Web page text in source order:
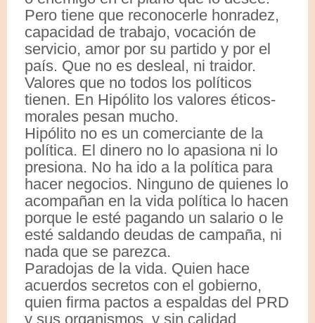
Pero tiene que reconocerle honradez,
capacidad de trabajo, vocación de
servicio, amor por su partido y por el
país. Que no es desleal, ni traidor.
Valores que no todos los políticos
tienen. En Hipólito los valores éticos-
morales pesan mucho.
Hipólito no es un comerciante de la
política. El dinero no lo apasiona ni lo
presiona. No ha ido a la política para
hacer negocios. Ninguno de quienes lo
acompañan en la vida política lo hacen
porque le esté pagando un salario o le
esté saldando deudas de campaña, ni
nada que se parezca.
Paradojas de la vida. Quien hace
acuerdos secretos con el gobierno,
quien firma pactos a espaldas del PRD
y sus organismos, y sin calidad